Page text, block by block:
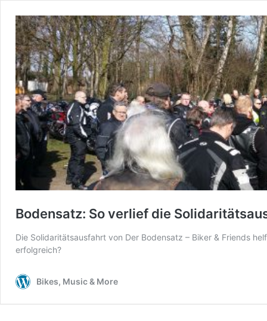
Bodensatz: So verlief die
Die Solidaritätsausfahrt von Der Bodensatz – Biker & Friends
erfolgreich?
Bikes, Music & More